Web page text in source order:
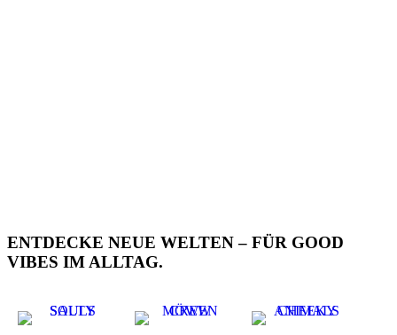
ENTDECKE NEUE WELTEN – FÜR GOOD
VIBES IM ALLTAG.